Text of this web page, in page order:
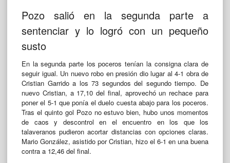
Pozo salió en la segunda parte a
sentenciar y lo logró con un pequeño
susto
En la segunda parte los poceros tenían la consigna clara de
seguir igual. Un nuevo robo en presión dio lugar al 4-1 obra de
Cristian Garrido a los 73 segundos del segundo tiempo. De
nuevo Cristian, a 17,10 del final, aprovechó un rechace para
poner el 5-1 que ponía el duelo cuesta abajo para los poceros.
Tras el quinto gol Pozo no estuvo bien, hubo unos momentos
de caos y descontrol en el encuentro en los que los
talaveranos pudieron acortar distancias con opciones claras.
Mario González, asistido por Cristian, hizo el 6-1 en una buena
contra a 12,46 del final.